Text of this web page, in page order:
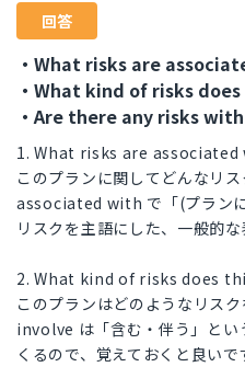
回答
・What risks are
・What kind of risks
・Are there any risks
1. What risks are
このプランに関してどんなリ
associated with で「(プランに
リスクを主語にした、一般的な
2. What kind of risks does
このプランはどのようなリス
involve は「含む・伴う」とい
くるので、覚えておくと良いで